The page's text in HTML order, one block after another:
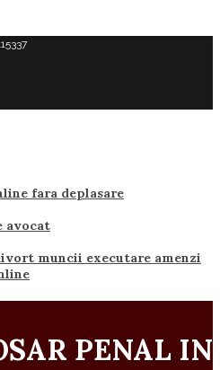
fara deplasare
avocat
muncii executare amenzi
PENAL IN